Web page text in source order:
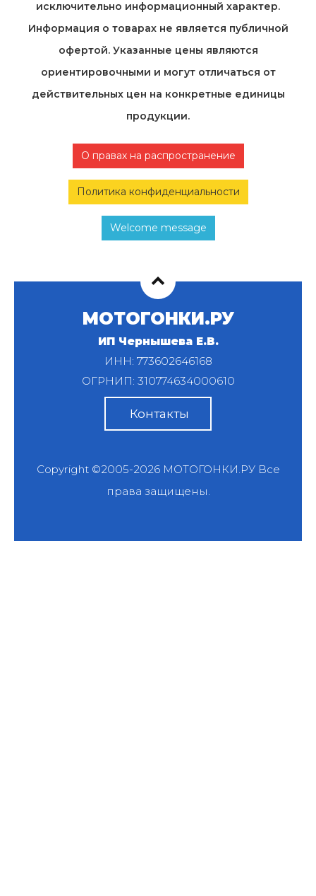
исключительно информационный характер.
Информация о товарах не является публичной
офертой. Указанные цены являются
ориентировочными и могут отличаться от
действительных цен на конкретные единицы
продукции.
О правах на распространение
Политика конфиденциальности
Welcome message
МОТОГОНКИ.РУ
ИП Чернышева Е.В.
ИНН: 773602646168
ОГРНИП: 310774634000610
Контакты
Copyright ©2005-2026 МОТОГОНКИ.РУВсе
права защищены.